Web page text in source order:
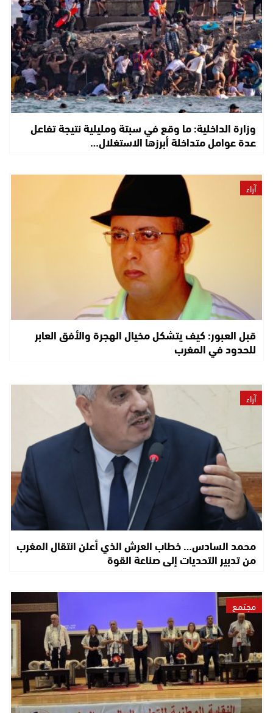
وزارة الداخلية: ما وقع في سبتة ومليلية نتيجة تفاعل
عدة عوامل متداخلة أبرزها الاستغلال…
آراء
قبل العبور: كيف يتشكل مخيال الهجرة والأفق العابر
للحدود في المغرب
آراء
محمد السادس… خطاب العرش الذي أعلن انتقال المغرب
من تدبير التحديات إلى صناعة القوة
مجتمع